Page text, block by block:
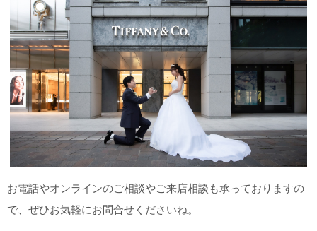
お電話やオンラインのご相談やご来店相談も承っておりますの
で、ぜひお気軽にお問合せくださいね。